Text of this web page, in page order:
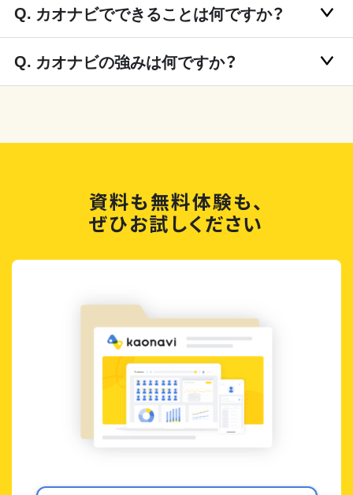
カオナビでできることは何ですか？
カオナビの強みは何ですか？
資料も無料体験も、
ぜひお試しください